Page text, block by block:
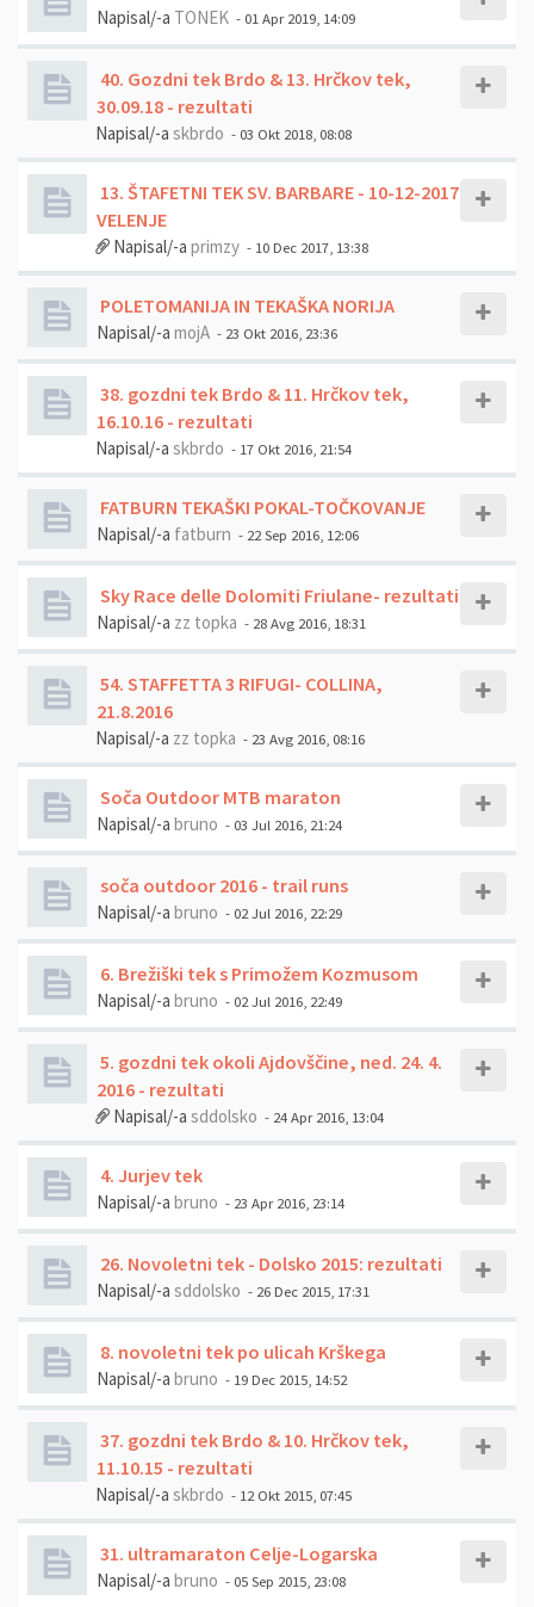
Napisal/-a TONEK - 01 Apr 2019, 14:09
40. Gozdni tek Brdo & 13. Hrčkov tek,
30.09.18 - rezultati
Napisal/-a skbrdo - 03 Okt 2018, 08:08
13. ŠTAFETNI TEK SV. BARBARE - 10-12-2017
VELENJE
Napisal/-a primzy - 10 Dec 2017, 13:38
POLETOMANIJA IN TEKAŠKA NORIJA
Napisal/-a mojA - 23 Okt 2016, 23:36
38. gozdni tek Brdo & 11. Hrčkov tek,
16.10.16 - rezultati
Napisal/-a skbrdo - 17 Okt 2016, 21:54
FATBURN TEKAŠKI POKAL-TOČKOVANJE
Napisal/-a fatburn - 22 Sep 2016, 12:06
Sky Race delle Dolomiti Friulane- rezultati
Napisal/-a zz topka - 28 Avg 2016, 18:31
54. STAFFETTA 3 RIFUGI- COLLINA,
21.8.2016
Napisal/-a zz topka - 23 Avg 2016, 08:16
Soča Outdoor MTB maraton
Napisal/-a bruno - 03 Jul 2016, 21:24
soča outdoor 2016 - trail runs
Napisal/-a bruno - 02 Jul 2016, 22:29
6. Brežiški tek s Primožem Kozmusom
Napisal/-a bruno - 02 Jul 2016, 22:49
5. gozdni tek okoli Ajdovščine, ned. 24. 4.
2016 - rezultati
Napisal/-a sddolsko - 24 Apr 2016, 13:04
4. Jurjev tek
Napisal/-a bruno - 23 Apr 2016, 23:14
26. Novoletni tek - Dolsko 2015: rezultati
Napisal/-a sddolsko - 26 Dec 2015, 17:31
8. novoletni tek po ulicah Krškega
Napisal/-a bruno - 19 Dec 2015, 14:52
37. gozdni tek Brdo & 10. Hrčkov tek,
11.10.15 - rezultati
Napisal/-a skbrdo - 12 Okt 2015, 07:45
31. ultramaraton Celje-Logarska
Napisal/-a bruno - 05 Sep 2015, 23:08